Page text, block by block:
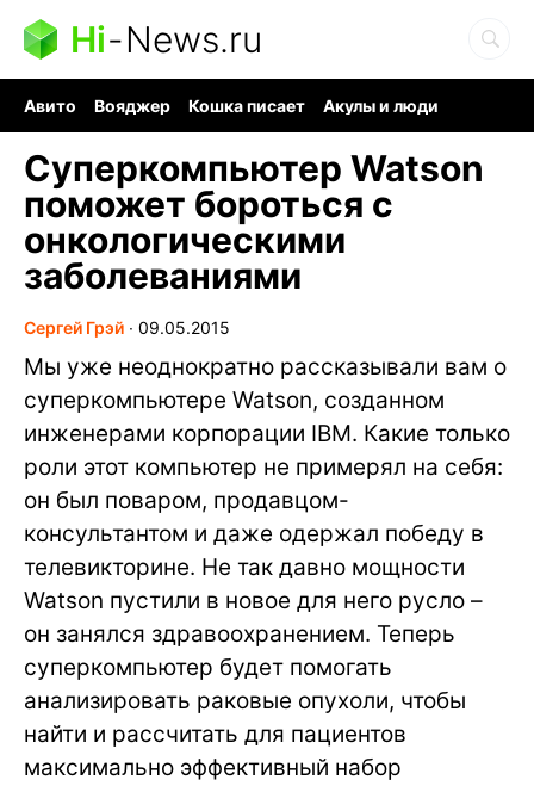
Hi-News.ru
Авито Вояджер Кошка писает
Акулы и люди
Суперкомпьютер Watson
поможет бороться с
онкологическими
заболеваниями
Сергей Грэй ∙ 09.05.2015
Мы уже неоднократно рассказывали вам о
суперкомпьютере Watson, созданном
инженерами корпорации IBM. Какие только
роли этот компьютер не примерял на себя:
он был поваром, продавцом-
консультантом и даже одержал победу в
телевикторине. Не так давно мощности
Watson пустили в новое для него русло –
он занялся здравоохранением. Теперь
суперкомпьютер будет помогать
анализировать раковые опухоли, чтобы
найти и рассчитать для пациентов
максимально эффективный набор